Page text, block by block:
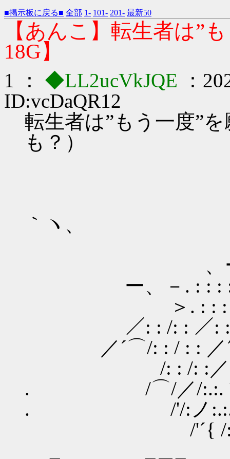
■掲示板に戻る■ 全部 1- 101- 201- 最新50
【あんこ】転生者は”
18G】
1 ： ◆LL2ucVkJQE
：
ID:vcDaQR12
転生者は”もう一度”
も？）
｀ヽ、
、ー=. : : : :
ー、－. : : : :>.、
＞. : : : : ／: : :
／: : /: : ／: : : ／
／´⌒/: : / : : ／´!
/: : /: :／{f r}i:
. /⌒/／/:.:.
. /'/:ノ
/'´{ /:}: